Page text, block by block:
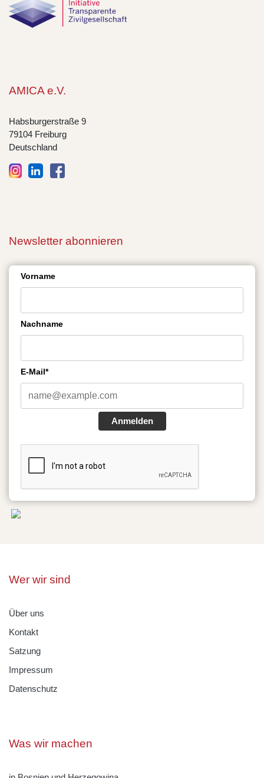
AMICA e.V.
Habsburgerstraße 9
79104 Freiburg
Deutschland
Newsletter abonnieren
Vorname
Nachname
E-Mail*
Anmelden
Wer wir sind
Über uns
Kontakt
Satzung
Impressum
Datenschutz
Was wir machen